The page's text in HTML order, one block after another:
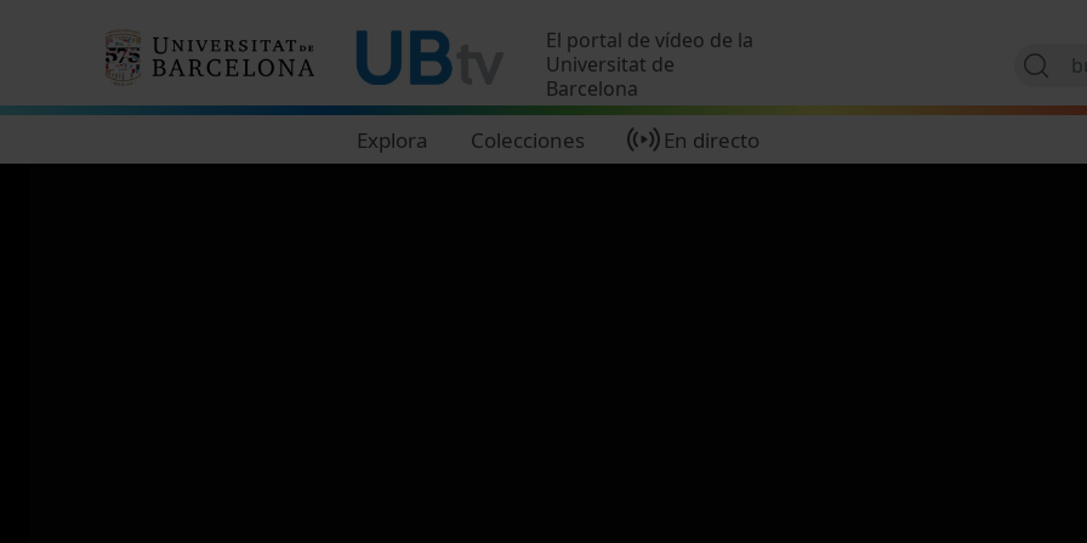
El portal de vídeo de la
Universitat de
Barcelona
Explora Colecciones En directo